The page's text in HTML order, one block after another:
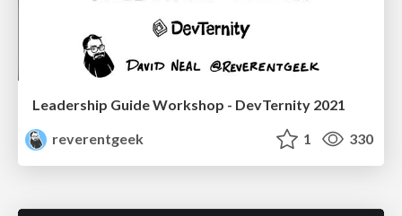
Leadership Guide Workshop - DevTernity 2021
reverentgeek
1 330